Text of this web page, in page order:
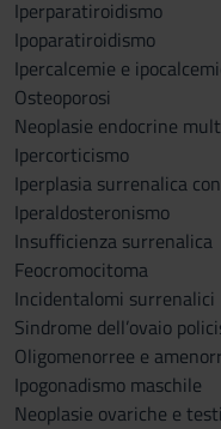
Iperparatiroidismo
Ipoparatiroidismo
Ipercalcemie e
Osteoporosi
Neoplasie endocrine
Ipercorticismo
Iperplasia surrenalica
Iperaldosteronismo
Insufficienza surrenalica
Feocromocitoma
Incidentalomi surrenalici
Sindrome dell’ovaio
Oligomenorree e
Ipogonadismo maschile
Neoplasie ovariche e